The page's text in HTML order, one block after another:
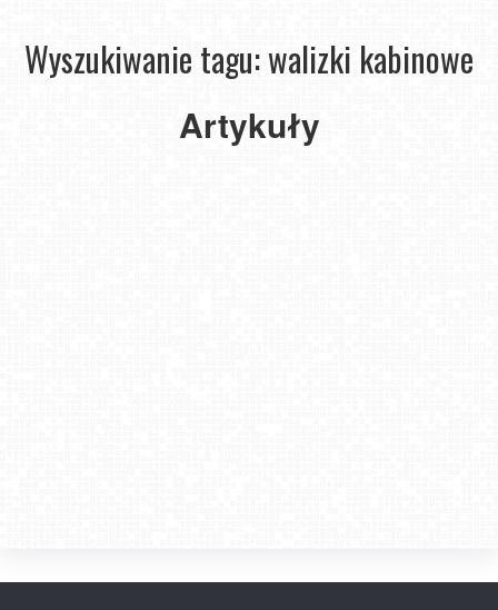
Wyszukiwanie tagu: walizki kabinowe
Artykuły